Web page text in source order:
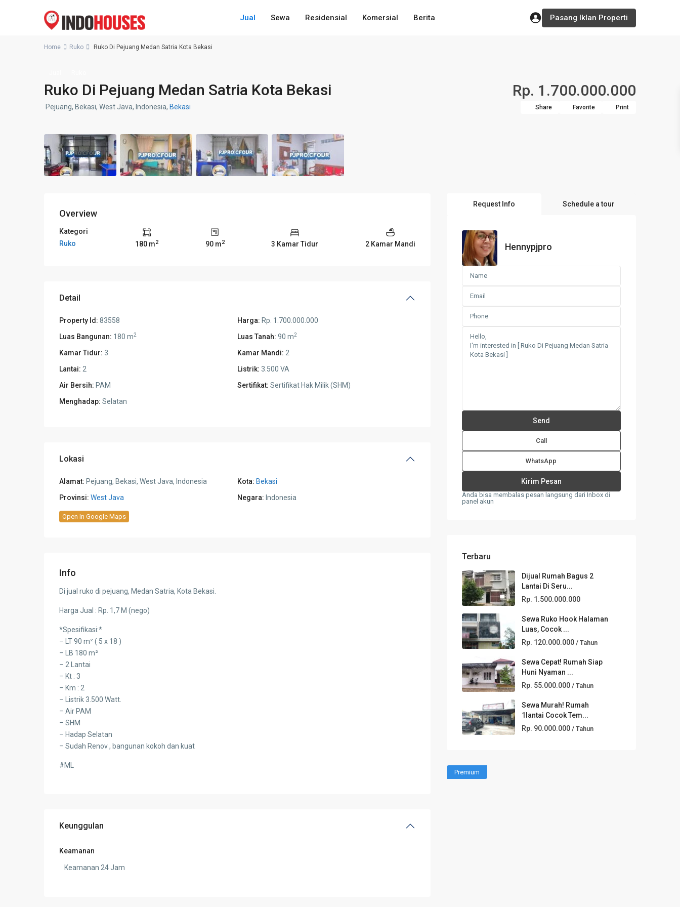
Jual Sewa Residensial Komersial Berita Pasang Iklan Properti
Home Ruko Ruko Di Pejuang Medan Satria Kota Bekasi
Ruko Di Pejuang Medan Satria Kota Bekasi Rp. 1.700.000.000
Pejuang, Bekasi, West Java, Indonesia, Bekasi Share Favorite Print
Overview
Kategori
Ruko
180 m2 90 m2 3 Kamar Tidur 2 Kamar Mandi
Detail
Property Id: 83558 Harga: Rp. 1.700.000.000
Luas Bangunan: 180 m2 Luas Tanah: 90 m2
Kamar Tidur: 3 Kamar Mandi: 2
Lantai: 2 Listrik: 3.500 VA
Air Bersih: PAM Sertifikat: Sertifikat Hak Milik (SHM)
Menghadap: Selatan
Lokasi
Alamat: Pejuang, Bekasi, West Java, Indonesia Kota: Bekasi
Provinsi: West Java Negara: Indonesia
Open In Google Maps
Info
Di jual ruko di pejuang, Medan Satria, Kota Bekasi.
Harga Jual : Rp. 1,7 M (nego)
*Spesifikasi:*
– LT 90 m² ( 5 x 18 )
– LB 180 m²
– 2 Lantai
– Kt : 3
– Km : 2
– Listrik 3.500 Watt.
– Air PAM
– SHM
– Hadap Selatan
– Sudah Renov , bangunan kokoh dan kuat
#ML
Keunggulan
Keamanan
Keamanan 24 Jam
Request Info Schedule a tour
Hennypjpro
Call
WhatsApp
Anda bisa membalas pesan langsung dari Inbox di
panel akun
Terbaru
Dijual Rumah Bagus 2
Lantai Di Seru...
Rp. 1.500.000.000
Sewa Ruko Hook Halaman
Luas, Cocok ...
Rp. 120.000.000 / Tahun
Sewa Cepat! Rumah Siap
Huni Nyaman ...
Rp. 55.000.000 / Tahun
Sewa Murah! Rumah
1lantai Cocok Tem...
Rp. 90.000.000 / Tahun
Premium